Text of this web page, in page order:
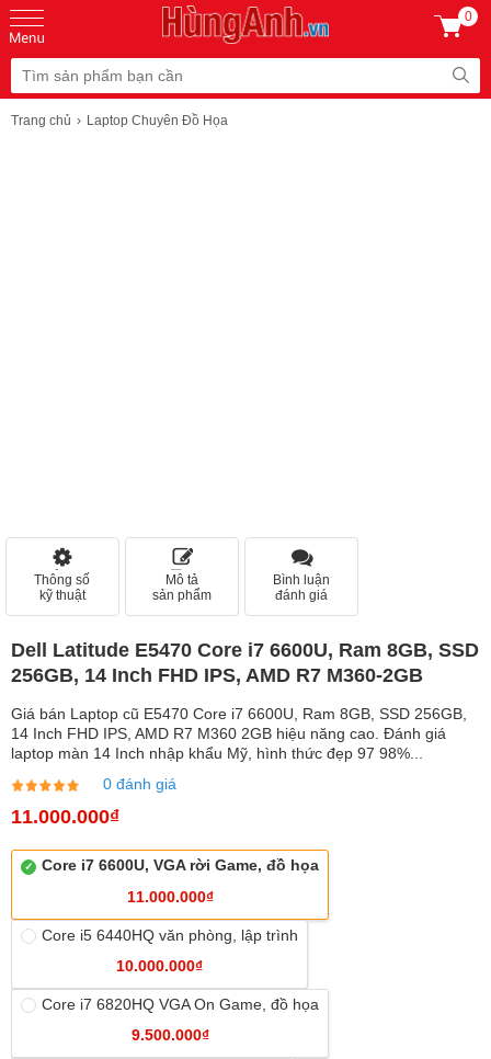
0
Trang chủ Laptop Chuyên Đồ Họa
Thông số
kỹ thuật
Mô tả
sản phẩm
Bình luận
đánh giá
Dell Latitude E5470 Core i7 6600U, Ram 8GB, SSD
256GB, 14 Inch FHD IPS, AMD R7 M360-2GB
Giá bán Laptop cũ E5470 Core i7 6600U, Ram 8GB, SSD 256GB,
14 Inch FHD IPS, AMD R7 M360 2GB hiệu năng cao. Đánh giá
laptop màn 14 Inch nhập khẩu Mỹ, hình thức đẹp 97 98%...
0 đánh giá
11.000.000₫
Core i7 6600U, VGA rời Game, đồ họa
11.000.000₫
Core i5 6440HQ văn phòng, lập trình
10.000.000₫
Core i7 6820HQ VGA On Game, đồ họa
9.500.000₫